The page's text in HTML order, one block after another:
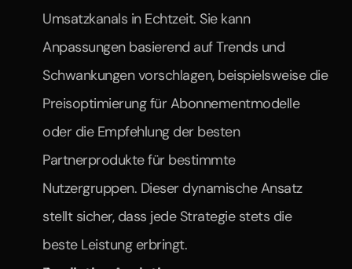
Umsatzkanals in Echtzeit. Sie kann
Anpassungen basierend auf Trends und
Schwankungen vorschlagen, beispielsweise die
Preisoptimierung für Abonnementmodelle
oder die Empfehlung der besten
Partnerprodukte für bestimmte
Nutzergruppen. Dieser dynamische Ansatz
stellt sicher, dass jede Strategie stets die
beste Leistung erbringt.